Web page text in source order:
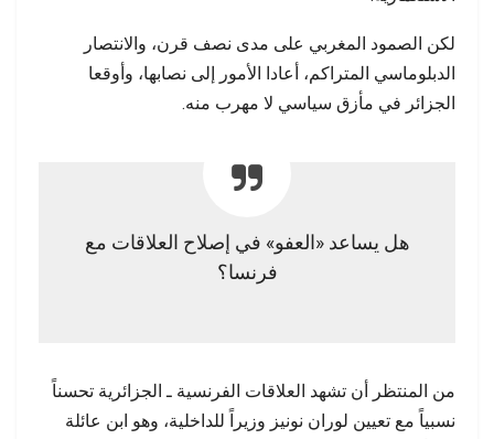
لكن الصمود المغربي على مدى نصف قرن، والانتصار
الدبلوماسي المتراكم، أعادا الأمور إلى نصابها، وأوقعا
الجزائر في مأزق سياسي لا مهرب منه.
هل يساعد «العفو» في إصلاح العلاقات مع
فرنسا؟
من المنتظر أن تشهد العلاقات الفرنسية ـ الجزائرية تحسناً
نسبياً مع تعيين لوران نونيز وزيراً للداخلية، وهو ابن عائلة